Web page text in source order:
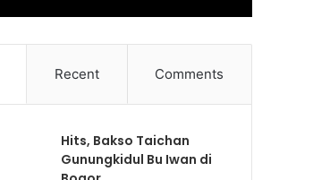
Recent Comments
Hits, Bakso Taichan
Gunungkidul Bu Iwan di